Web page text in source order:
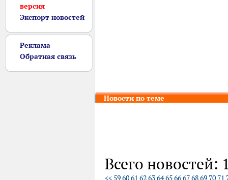
версия
Экспорт новостей
Реклама
Обратная связь
Новости по теме
Всего новостей:
<< 596061 6263646566676869 70 71